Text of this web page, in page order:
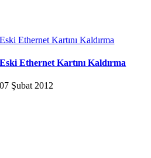
Eski Ethernet Kartını Kaldırma
Eski Ethernet Kartını Kaldırma
07 Şubat 2012